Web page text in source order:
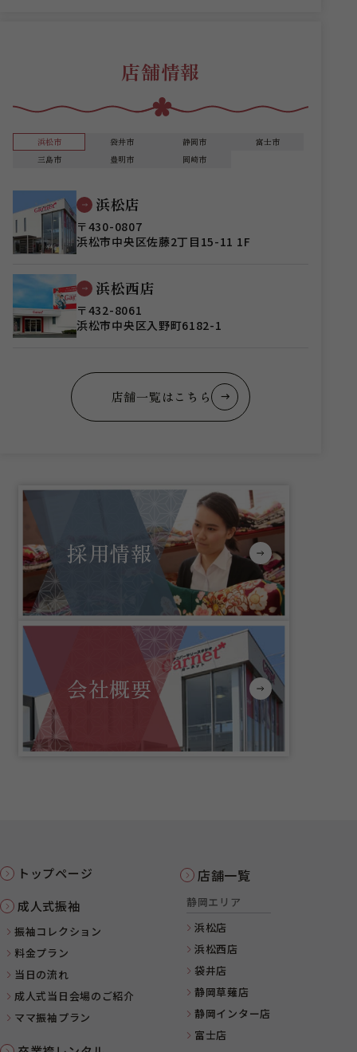
店舗情報
浜松市 袋井市 静岡市
富士市
三島市
豊明市 岡崎市
浜松店
〒430-0807
浜松市中央区佐藤2丁目15-11 1F
浜松西店
〒432-8061
浜松市中央区入野町6182-1
店舗一覧はこちら
採用情報
会社概要
トップページ
成人式振袖
振袖コレクション
料金プラン
当日の流れ
成人式当日会場のご紹介
ママ振袖プラン
店舗一覧
静岡エリア
浜松店
浜松西店
袋井店
静岡草薙店
静岡インター店
富士店